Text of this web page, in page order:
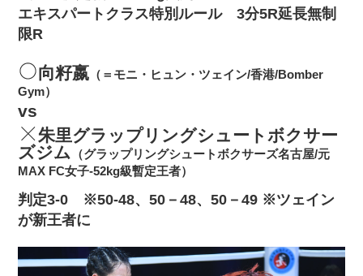
エキスパートクラス特別ルール 3分5R延長無制
限R
向籽嬴 （＝モニ・ヒュン・ツェイン/香港/Bomber
Gym）
vs
朱里グラップリングシュートボクサー
ズジム
（グラップリングシュートボクサーズ名古屋/元
MAX FC女子-52kg級暫定王者）
判定3‐0 ※50‐48、50－48、50－49 ※ツェイン
が新王者に